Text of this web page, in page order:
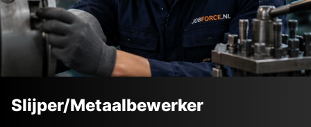
Slijper/Metaalbewerker